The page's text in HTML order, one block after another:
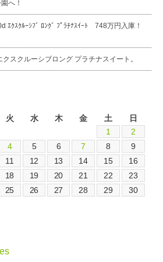
へ！
ｴｸｽｸﾙｰｼﾌﾞ ﾛﾝｸﾞ ﾌﾟﾗﾁﾅｽｲｰﾄ 748万円入庫！
スクルーシブロング プラチナスイート。
火 水 木 金 土
日
1
2
4 5 6 7 8
9
11 12 13 14 15
16
18 19 20 21 22
23
25 26 27 28 29
30